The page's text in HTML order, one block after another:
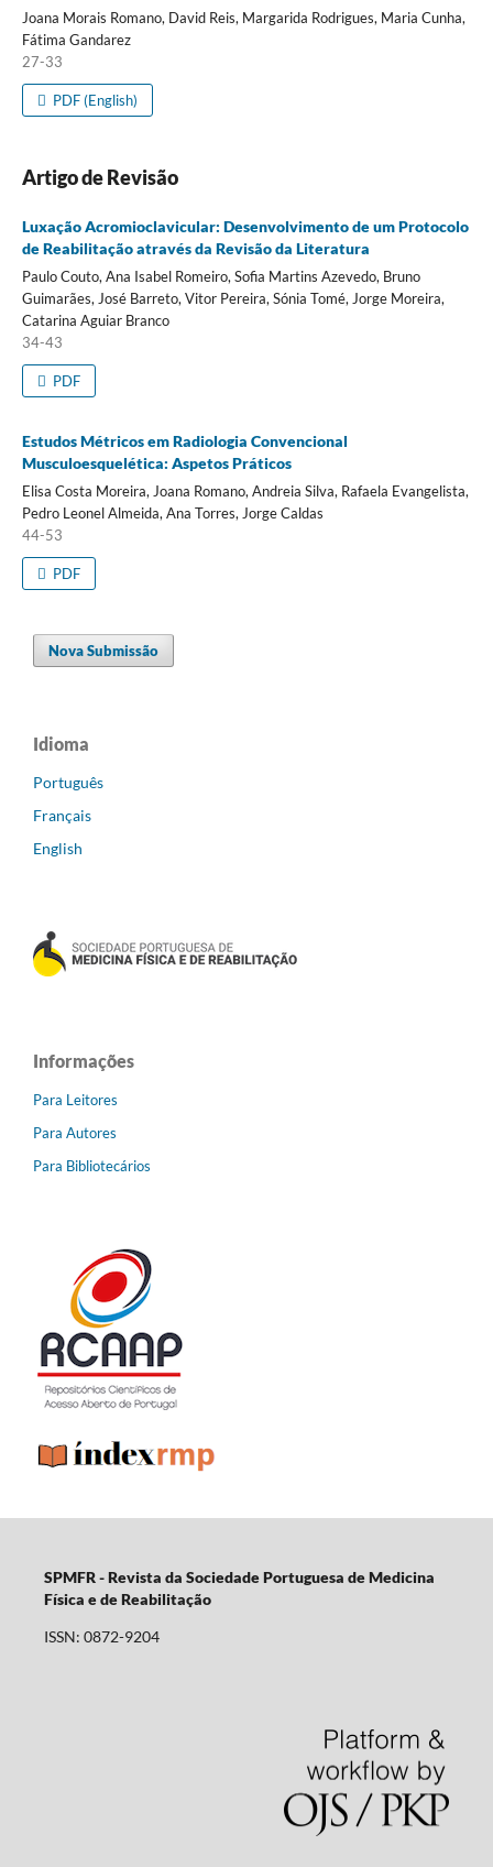
Joana Morais Romano, David Reis, Margarida Rodrigues, Maria Cunha,
Fátima Gandarez
27-33
PDF (English)
Artigo de Revisão
Luxação Acromioclavicular: Desenvolvimento de um Protocolo
de Reabilitação através da Revisão da Literatura
Paulo Couto, Ana Isabel Romeiro, Sofia Martins Azevedo, Bruno
Guimarães, José Barreto, Vitor Pereira, Sónia Tomé, Jorge Moreira,
Catarina Aguiar Branco
34-43
PDF
Estudos Métricos em Radiologia Convencional
Musculoesquelética: Aspetos Práticos
Elisa Costa Moreira, Joana Romano, Andreia Silva, Rafaela Evangelista,
Pedro Leonel Almeida, Ana Torres, Jorge Caldas
44-53
PDF
Nova Submissão
Idioma
Português
Français
English
Informações
Para Leitores
Para Autores
Para Bibliotecários
SPMFR - Revista da Sociedade Portuguesa de Medicina
Física e de Reabilitação
ISSN: 0872-9204